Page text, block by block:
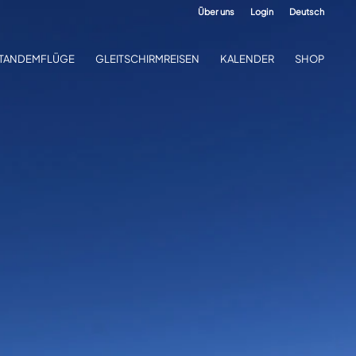
Über uns Login Deutsch
GLEITSCHIRMREISEN KALENDER SHOP